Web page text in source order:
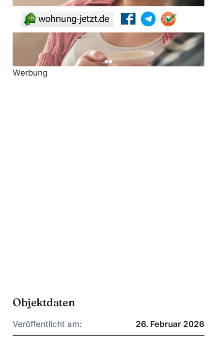
Werbung
Objektdaten
Veröffentlicht am: 26. Februar 2026